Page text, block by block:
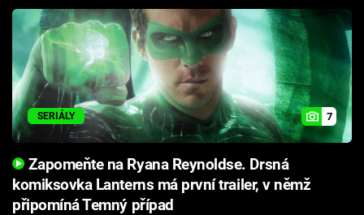
SERIÁLY 7
Zapomeňte na Ryana Reynoldse. Drsná
komiksovka Lanterns má první trailer, v němž
připomíná Temný případ